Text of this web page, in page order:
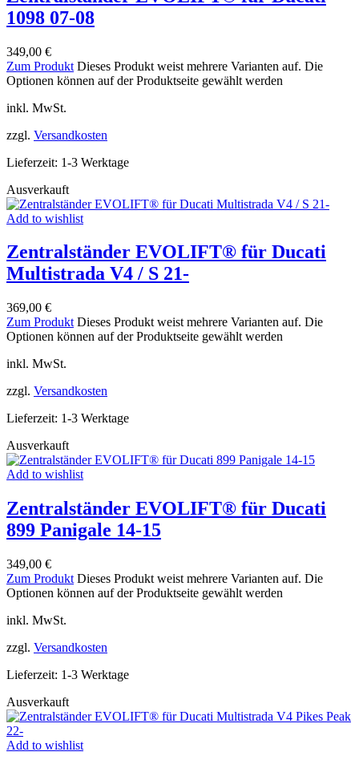
1098 07-08
349,00 €
Zum Produkt Dieses Produkt weist mehrere Varianten auf. Die
Optionen können auf der Produktseite gewählt werden
inkl. MwSt.
zzgl. Versandkosten
Lieferzeit: 1-3 Werktage
Ausverkauft
Add to wishlist
Zentralständer EVOLIFT® für Ducati
Multistrada V4 / S 21-
369,00 €
Zum Produkt Dieses Produkt weist mehrere Varianten auf. Die
Optionen können auf der Produktseite gewählt werden
inkl. MwSt.
zzgl. Versandkosten
Lieferzeit: 1-3 Werktage
Ausverkauft
Add to wishlist
Zentralständer EVOLIFT® für Ducati
899 Panigale 14-15
349,00 €
Zum Produkt Dieses Produkt weist mehrere Varianten auf. Die
Optionen können auf der Produktseite gewählt werden
inkl. MwSt.
zzgl. Versandkosten
Lieferzeit: 1-3 Werktage
Ausverkauft
Add to wishlist